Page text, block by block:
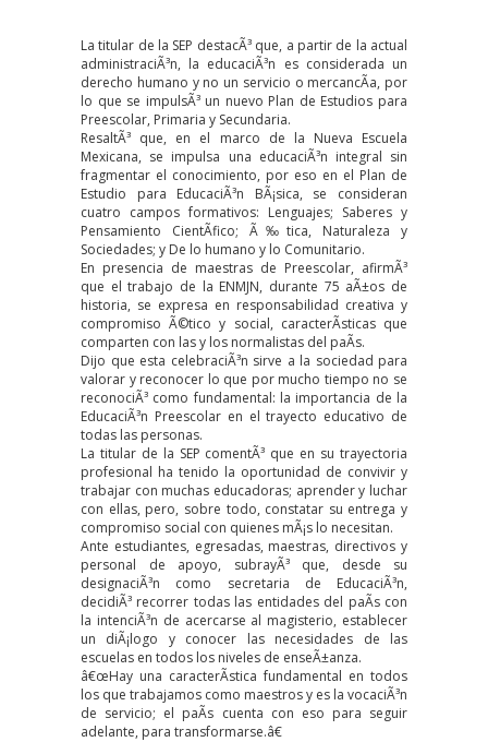
La titular de la SEP destacÃ³ que, a partir de la actual
administraciÃ³n, la educaciÃ³n es considerada un
derecho humano y no un servicio o mercancÃ­a, por
lo que se impulsÃ³ un nuevo Plan de Estudios para
Preescolar, Primaria y Secundaria.
ResaltÃ³ que, en el marco de la Nueva Escuela
Mexicana, se impulsa una educaciÃ³n integral sin
fragmentar el conocimiento, por eso en el Plan de
Estudio para EducaciÃ³n BÃ¡sica, se consideran
cuatro campos formativos: Lenguajes; Saberes y
Pensamiento CientÃ­fico; Ã‰tica, Naturaleza y
Sociedades; y De lo humano y lo Comunitario.
En presencia de maestras de Preescolar, afirmÃ³
que el trabajo de la ENMJN, durante 75 aÃ±os de
historia, se expresa en responsabilidad creativa y
compromiso Ã©tico y social, caracterÃ­sticas que
comparten con las y los normalistas del paÃ­s.
Dijo que esta celebraciÃ³n sirve a la sociedad para
valorar y reconocer lo que por mucho tiempo no se
reconociÃ³ como fundamental: la importancia de la
EducaciÃ³n Preescolar en el trayecto educativo de
todas las personas.
La titular de la SEP comentÃ³ que en su trayectoria
profesional ha tenido la oportunidad de convivir y
trabajar con muchas educadoras; aprender y luchar
con ellas, pero, sobre todo, constatar su entrega y
compromiso social con quienes mÃ¡s lo necesitan.
Ante estudiantes, egresadas, maestras, directivos y
personal de apoyo, subrayÃ³ que, desde su
designaciÃ³n como secretaria de EducaciÃ³n,
decidiÃ³ recorrer todas las entidades del paÃ­s con
la intenciÃ³n de acercarse al magisterio, establecer
un diÃ¡logo y conocer las necesidades de las
escuelas en todos los niveles de enseÃ±anza.
â€œHay una caracterÃ­stica fundamental en todos
los que trabajamos como maestros y es la vocaciÃ³n
de servicio; el paÃ­s cuenta con eso para seguir
adelante, para transformarse.â€